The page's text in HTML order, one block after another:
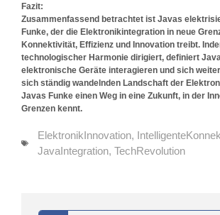
Fazit:
Zusammenfassend betrachtet ist Javas
Funke, der die Elektronikintegration in neue
Konnektivität, Effizienz und Innovation treibt.
technologischer Harmonie dirigiert, definiert
elektronische Geräte interagieren und sich
sich ständig wandelnden Landschaft der
Javas Funke einen Weg in eine Zukunft, in der
Grenzen kennt.
ElektronikInnovation,
JavaIntegration, TechRevolution